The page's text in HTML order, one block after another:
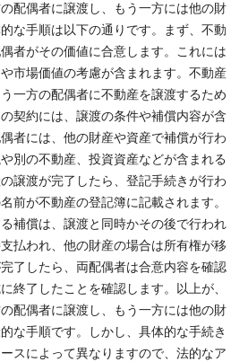
配偶者に譲渡し、もう一方には他の財
な手順は以下の通りです。まず、不動
者がその価値に合意します。これには
市場価値の考慮が含まれます。不動産
一方の配偶者に不動産を譲渡するため
契約には、譲渡の条件や補償内容が含
者には、他の財産や資産で補償が行わ
別の不動産、投資資産などが含まれる
譲渡が完了したら、登記手続きが行わ
前が不動産の登記簿に記載されます。
補償は、譲渡と同時かその後で行われ
払われ、他の財産の場合は所有権が移
了したら、両配偶者は合意内容を確認
終了したことを確認します。以上が、
配偶者に譲渡し、もう一方には他の財
な手順です。しかし、具体的な手続き
スによって異なりますので、法的なア